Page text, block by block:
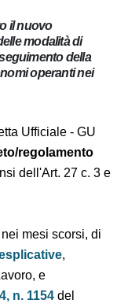
il nuovo
modalità di
della
operanti nei
Ufficiale - GU
regolamento
dell'Art. 27 c.
nei mesi scorsi,
esplicative
e
n. 1154del